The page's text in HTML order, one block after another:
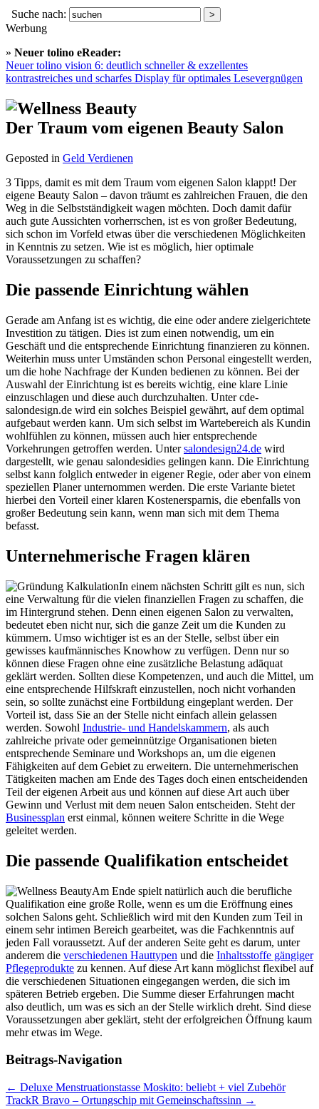
Suche nach:
Werbung
» Neuer tolino eReader:
Neuer tolino vision 6: deutlich schneller & exzellentes
kontrastreiches und scharfes Display für optimales Lesevergnügen
Der Traum vom eigenen Beauty Salon
Geposted in Geld Verdienen
3 Tipps, damit es mit dem Traum vom eigenen Salon klappt! Der
eigene Beauty Salon – davon träumt es zahlreichen Frauen, die den
Weg in die Selbstständigkeit wagen möchten. Doch damit dafür
auch gute Aussichten vorherrschen, ist es von großer Bedeutung,
sich schon im Vorfeld etwas über die verschiedenen Möglichkeiten
in Kenntnis zu setzen. Wie ist es möglich, hier optimale
Voraussetzungen zu schaffen?
Die passende Einrichtung wählen
Gerade am Anfang ist es wichtig, die eine oder andere zielgerichtete
Investition zu tätigen. Dies ist zum einen notwendig, um ein
Geschäft und die entsprechende Einrichtung finanzieren zu können.
Weiterhin muss unter Umständen schon Personal eingestellt werden,
um die hohe Nachfrage der Kunden bedienen zu können. Bei der
Auswahl der Einrichtung ist es bereits wichtig, eine klare Linie
einzuschlagen und diese auch durchzuhalten. Unter cde-
salondesign.de wird ein solches Beispiel gewährt, auf dem optimal
aufgebaut werden kann. Um sich selbst im Wartebereich als Kundin
wohlfühlen zu können, müssen auch hier entsprechende
Vorkehrungen getroffen werden. Untersalondesign24.de wird
dargestellt, wie genau salondesidies gelingen kann. Die Einrichtung
selbst kann folglich entweder in eigener Regie, oder aber von einem
speziellen Planer unternommen werden. Die erste Variante bietet
hierbei den Vorteil einer klaren Kostenersparnis, die ebenfalls von
großer Bedeutung sein kann, wenn man sich mit dem Thema
befasst.
Unternehmerische Fragen klären
In einem nächsten Schritt gilt es nun, sich
eine Verwaltung für die vielen finanziellen Fragen zu schaffen, die
im Hintergrund stehen. Denn einen eigenen Salon zu verwalten,
bedeutet eben nicht nur, sich die ganze Zeit um die Kunden zu
kümmern. Umso wichtiger ist es an der Stelle, selbst über ein
gewisses kaufmännisches Knowhow zu verfügen. Denn nur so
können diese Fragen ohne eine zusätzliche Belastung adäquat
geklärt werden. Sollten diese Kompetenzen, und auch die Mittel, um
eine entsprechende Hilfskraft einzustellen, noch nicht vorhanden
sein, so sollte zunächst eine Fortbildung eingeplant werden. Der
Vorteil ist, dass Sie an der Stelle nicht einfach allein gelassen
werden. Sowohl Industrie- und Handelskammern, als auch
zahlreiche private oder gemeinnützige Organisationen bieten
entsprechende Seminare und Workshops an, um die eigenen
Fähigkeiten auf dem Gebiet zu erweitern. Die unternehmerischen
Tätigkeiten machen am Ende des Tages doch einen entscheidenden
Teil der eigenen Arbeit aus und können auf diese Art auch über
Gewinn und Verlust mit dem neuen Salon entscheiden. Steht der
Businessplan erst einmal, können weitere Schritte in die Wege
geleitet werden.
Die passende Qualifikation entscheidet
Am Ende spielt natürlich auch die berufliche
Qualifikation eine große Rolle, wenn es um die Eröffnung eines
solchen Salons geht. Schließlich wird mit den Kunden zum Teil in
einem sehr intimen Bereich gearbeitet, was die Fachkenntnis auf
jeden Fall voraussetzt. Auf der anderen Seite geht es darum, unter
anderem die verschiedenen Hauttypen und die Inhaltsstoffe gängiger
Pflegeprodukte zu kennen. Auf diese Art kann möglichst flexibel auf
die verschiedenen Situationen eingegangen werden, die sich im
späteren Betrieb ergeben. Die Summe dieser Erfahrungen macht
also deutlich, um was es sich an der Stelle wirklich dreht. Sind diese
Voraussetzungen aber geklärt, steht der erfolgreichen Öffnung kaum
mehr etwas im Wege.
Beitrags-Navigation
← Deluxe Menstruationstasse Moskito: beliebt + viel Zubehör
TrackR Bravo – Ortungschip mit Gemeinschaftssinn →